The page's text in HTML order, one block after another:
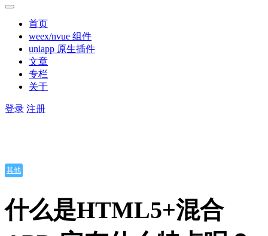
首页
weex/nvue 组件
uniapp 原生插件
文章
专栏
关于
登录 注册
其他
什么是HTML5+混合